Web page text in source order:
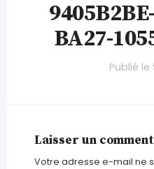
BA27-
Publié le
Laisser un
Votre adresse e-mail ne